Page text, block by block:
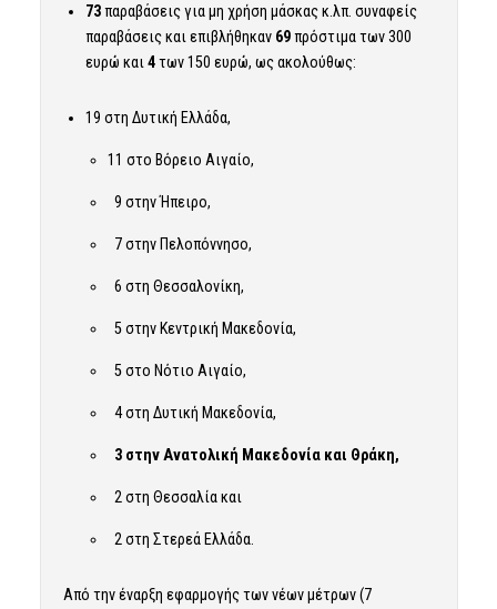
73παραβάσεις για μη χρήση μάσκας κ.λπ. συναφείς
παραβάσεις και επιβλήθηκαν 69πρόστιμα των 300
ευρώ και 4των 150 ευρώ, ως ακολούθως:
19 στη Δυτική Ελλάδα,
11 στο Βόρειο Αιγαίο,
9 στην Ήπειρο,
7 στην Πελοπόννησο,
6 στη Θεσσαλονίκη,
5 στην Κεντρική Μακεδονία,
5 στο Νότιο Αιγαίο,
4 στη Δυτική Μακεδονία,
3 στην Ανατολική Μακεδονία και Θράκη,
2 στη Θεσσαλία και
2 στη Στερεά Ελλάδα.
Από την έναρξη εφαρμογής των νέων μέτρων (7